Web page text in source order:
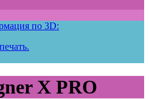
по 3D:
Х PRO